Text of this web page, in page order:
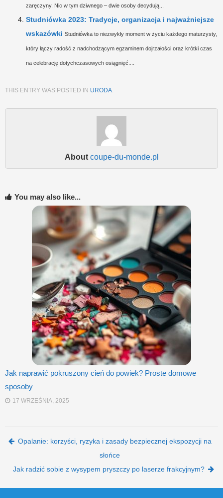
zaręczyny. Nic w tym dziwnego – dwie osoby decydują...
Studniówka 2023: Tradycje, organizacja i najważniejsze
wskazówki Studniówka to niezwykły moment w życiu każdego maturzysty,
który łączy radość z nadchodzącym egzaminem dojrzałości oraz krótki czas
na celebrację dotychczasowych osiągnięć....
THIS ENTRY WAS POSTED IN URODA
About coupe-du-monde.pl
You may also like...
Jak naprawić pokruszony cień do powiek? Proste domowe
sposoby
17 WRZEŚNIA, 2025
Post navigation
Opalanie: korzyści, ryzyka i zasady bezpiecznej ekspozycji na
słońce
Jak radzić sobie z wysypem pryszczy po laserze frakcyjnym?